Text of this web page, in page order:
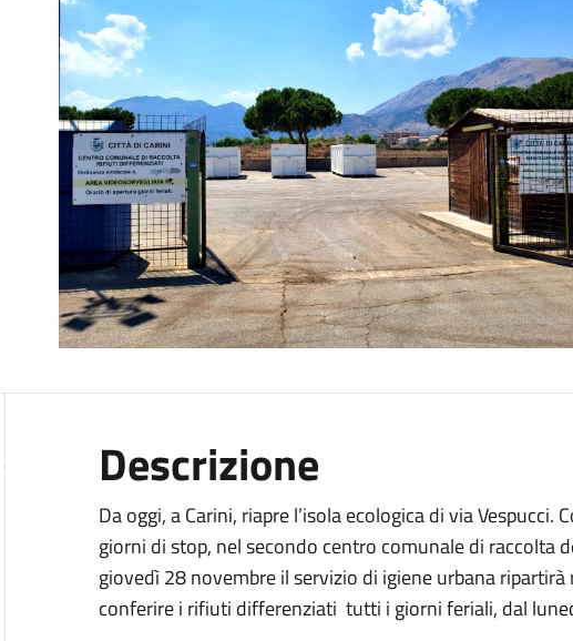
Descrizione
Da oggi, a Carini, riapre l’isola ecologica di via
giorni di stop, nel secondo centro comunale di raccolta
giovedì 28 novembre il servizio di igiene urbana
conferire i rifiuti differenziati tutti i giorni feriali, dal